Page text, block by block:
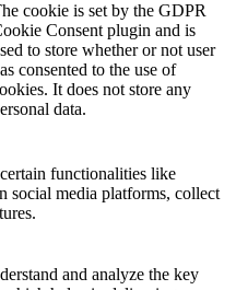
cookie is set by the GDPR
Consent plugin and is
to store whether or not user
consented to the use of
It does not store any
data.
functionalities like
social media platforms, collect
and analyze the key